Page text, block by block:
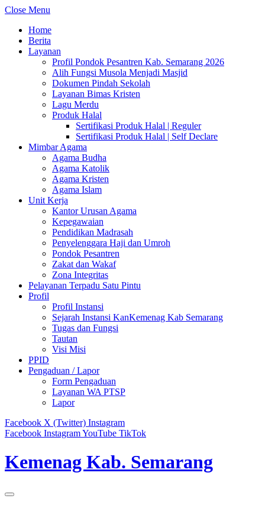
Close Menu
Home
Berita
Layanan
Profil Pondok Pesantren Kab. Semarang 2026
Alih Fungsi Musola Menjadi Masjid
Dokumen Pindah Sekolah
Layanan Bimas Kristen
Lagu Merdu
Produk Halal
Sertifikasi Produk Halal | Reguler
Sertifikasi Produk Halal | Self Declare
Mimbar Agama
Agama Budha
Agama Katolik
Agama Kristen
Agama Islam
Unit Kerja
Kantor Urusan Agama
Kepegawaian
Pendidikan Madrasah
Penyelenggara Haji dan Umroh
Pondok Pesantren
Zakat dan Wakaf
Zona Integritas
Pelayanan Terpadu Satu Pintu
Profil
Profil Instansi
Sejarah Instansi KanKemenag Kab Semarang
Tugas dan Fungsi
Tautan
Visi Misi
PPID
Pengaduan / Lapor
Form Pengaduan
Layanan WA PTSP
Lapor
Facebook X (Twitter) Instagram
Facebook InstagramYouTube TikTok
Kemenag Kab. Semarang